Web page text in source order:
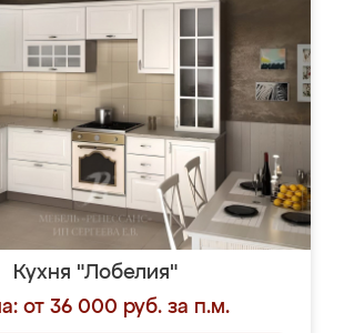
Кухня "Лобелия"
от 36 000 руб. за п.м.